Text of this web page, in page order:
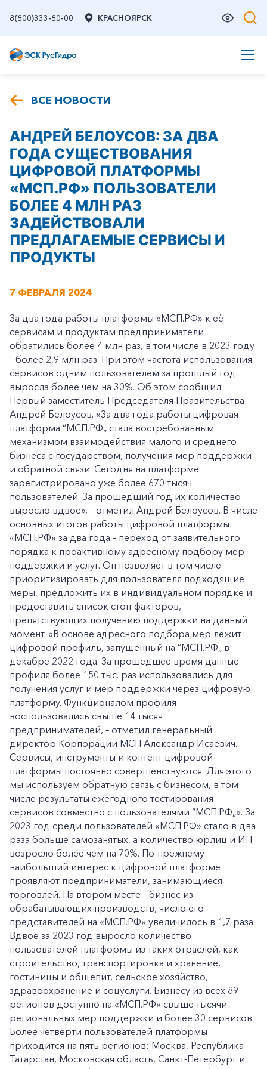
8(800)333-80-00 КРАСНОЯРСК
ВСЕ НОВОСТИ
АНДРЕЙ БЕЛОУСОВ: ЗА ДВА
ГОДА СУЩЕСТВОВАНИЯ
ЦИФРОВОЙ ПЛАТФОРМЫ
«МСП.РФ» ПОЛЬЗОВАТЕЛИ
БОЛЕЕ 4 МЛН РАЗ
ЗАДЕЙСТВОВАЛИ
ПРЕДЛАГАЕМЫЕ СЕРВИСЫ И
ПРОДУКТЫ
7 ФЕВРАЛЯ 2024
За два года работы платформы «МСП.РФ» к её
сервисам и продуктам предприниматели
обратились более 4 млн раз, в том числе в 2023 году
– более 2,9 млн раз. При этом частота использования
сервисов одним пользователем за прошлый год
выросла более чем на 30%. Об этом сообщил
Первый заместитель Председателя Правительства
Андрей Белоусов. «За два года работы цифровая
платформа “МСП.РФ„ стала востребованным
механизмом взаимодействия малого и среднего
бизнеса с государством, получения мер поддержки
и обратной связи. Сегодня на платформе
зарегистрировано уже более 670 тысяч
пользователей. За прошедший год их количество
выросло вдвое», – отметил Андрей Белоусов. В числе
основных итогов работы цифровой платформы
«МСП.РФ» за два года – переход от заявительного
порядка к проактивному адресному подбору мер
поддержки и услуг. Он позволяет в том числе
приоритизировать для пользователя подходящие
меры, предложить их в индивидуальном порядке и
предоставить список стоп-факторов,
препятствующих получению поддержки на данный
момент. «В основе адресного подбора мер лежит
цифровой профиль, запущенный на “МСП.РФ„ в
декабре 2022 года. За прошедшее время данные
профиля более 150 тыс. раз использовались для
получения услуг и мер поддержки через цифровую
платформу. Функционалом профиля
воспользовались свыше 14 тысяч
предпринимателей, – отметил генеральный
директор Корпорации МСП Александр Исаевич. –
Сервисы, инструменты и контент цифровой
платформы постоянно совершенствуются. Для этого
мы используем обратную связь с бизнесом, в том
числе результаты ежегодного тестирования
сервисов совместно с пользователями “МСП.РФ„». За
2023 год среди пользователей «МСП.РФ» стало в два
раза больше самозанятых, а количество юрлиц и ИП
возросло более чем на 70%. По‑прежнему
наибольший интерес к цифровой платформе
проявляют предприниматели, занимающиеся
торговлей. На втором месте – бизнес из
обрабатывающих производств, число его
представителей на «МСП.РФ» увеличилось в 1,7 раза.
Вдвое за 2023 год выросло количество
пользователей платформы из таких отраслей, как
строительство, транспортировка и хранение,
гостиницы и общепит, сельское хозяйство,
здравоохранение и соцуслуги. Бизнесу из всех 89
регионов доступно на «МСП.РФ» свыше тысячи
региональных мер поддержки и более 30 сервисов.
Более четверти пользователей платформы
приходится на пять регионов: Москва, Республика
Татарстан, Московская область, Санкт-Петербург и